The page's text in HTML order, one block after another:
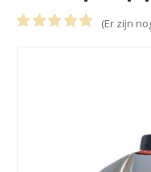
(Er zijn